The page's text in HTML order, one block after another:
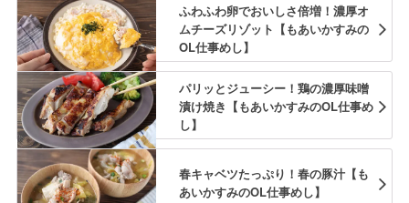
ふわふわ卵でおいしさ倍増！濃厚オ
ムチーズリゾット【もあいかすみの
OL仕事めし】
パリッとジューシー！鶏の濃厚味噌
漬け焼き【もあいかすみのOL仕事め
し】
春キャベツたっぷり！春の豚汁【も
あいかすみのOL仕事めし】